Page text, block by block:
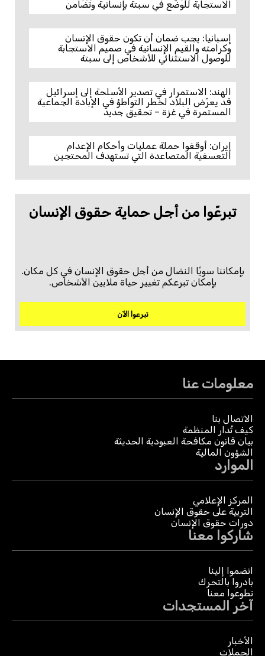
الاستجابة للوضع في سبتة بإنسانية وتضامن
إسبانيا: يجب ضمان أن تكون حقوق الإنسان
وكرامته والقيم الإنسانية في صميم الاستجابة
للوصول الاستثنائي للأشخاص إلى سبتة
الهند: الاستمرار في تصدير الأسلحة إلى إسرائيل
قد يعرّض البلاد لخطر التواطؤ في الإبادة الجماعية
المستمرة في غزة – تحقيق جديد
إيران: أوقفوا حملة عمليات وأحكام الإعدام
التعسفية المتصاعدة التي تستهدف المحتجين
تبرعّوا من أجل حماية حقوق الإنسان
بإمكاننا سويًا النضال من أجل حقوق الإنسان في كل مكان.
بإمكان تبرعكم تغيير حياة ملايين الأشخاص.
تبرعوا الآن
معلومات عنا
الاتصال بنا
كيف تُدار المنظمة
بيان قانون مكافحة العبودية الحديثة
الشؤون المالية
الموارد
المركز الإعلامي
التربية على حقوق الإنسان
دورات حقوق الإنسان
شاركوا معنا
انضموا إلينا
بادروا بالتحرك
تطوعوا معنا
آخر المستجدات
الأخبار
الحملات